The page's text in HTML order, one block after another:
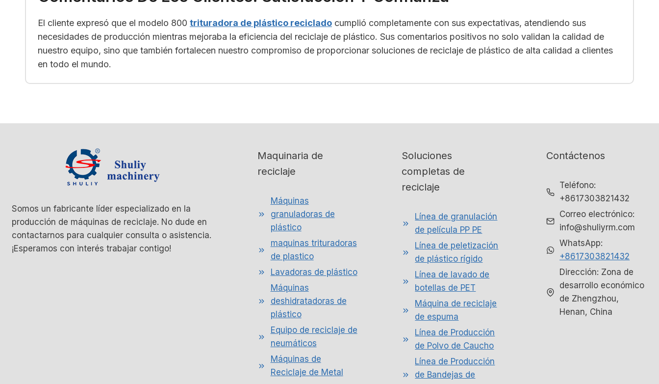
El cliente expresó que el modelo 800 trituradora de plástico reciclado cumplió completamente con sus expectativas, atendiendo sus
necesidades de producción mientras mejoraba la eficiencia del reciclaje de plástico. Sus comentarios positivos no solo validan la calidad de
nuestro equipo, sino que también fortalecen nuestro compromiso de proporcionar soluciones de reciclaje de plástico de alta calidad a clientes
en todo el mundo.
Somos un fabricante líder especializado en la
producción de máquinas de reciclaje. No dude en
contactarnos para cualquier consulta o asistencia.
¡Esperamos con interés trabajar contigo!
Maquinaria de
reciclaje
Máquinas
granuladoras de
plástico
maquinas trituradoras
de plastico
Lavadoras de plástico
Máquinas
deshidratadoras de
plástico
Equipo de reciclaje de
neumáticos
Máquinas de
Reciclaje de Metal
Soluciones
completas de
reciclaje
Línea de granulación
de película PP PE
Línea de peletización
de plástico rígido
Línea de lavado de
botellas de PET
Máquina de reciclaje
de espuma
Línea de Producción
de Polvo de Caucho
Línea de Producción
de Bandejas de
Contáctenos
Teléfono:
+8617303821432
Correo electrónico:
info@shuliyrm.com
WhatsApp:
+8617303821432
Dirección: Zona de
desarrollo económico
de Zhengzhou,
Henan, China